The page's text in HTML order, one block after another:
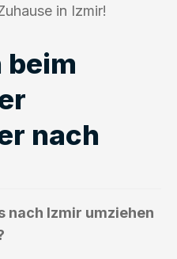
in Izmir!
beim
nach
nach Izmir umziehen